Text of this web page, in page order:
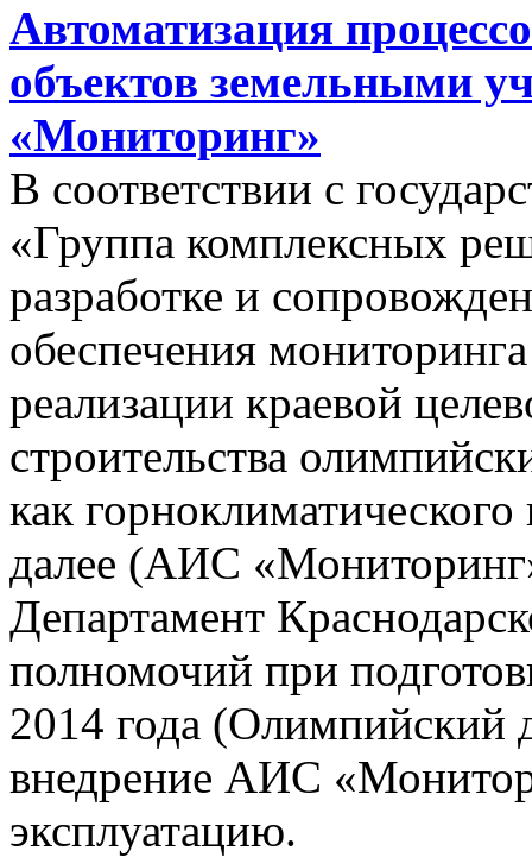
Автоматизация
объектов земельными
«Мониторинг»
В соответствии с
«Группа комплексных
разработке и
обеспечения
реализации краевой
строительства
как
далее (АИС
Департамент
полномочий при
2014 года (Олимпийский
внедрение АИС
эксплуатацию.